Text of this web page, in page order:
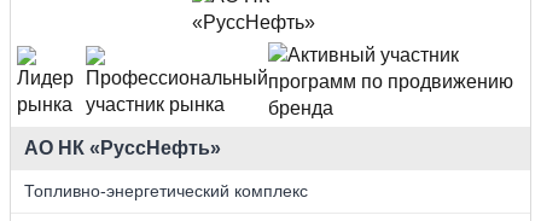
АО НК «РуссНефть»
Топливно-энергетический комплекс